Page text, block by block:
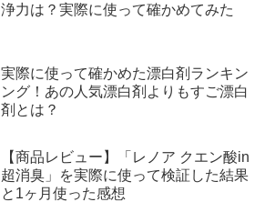
浄力は？実際に使って確かめてみた
実際に使って確かめた漂白剤ランキン
ング！あの人気漂白剤よりもすご漂白
剤とは？
【商品レビュー】「レノア クエン酸in
超消臭」を実際に使って検証した結果
と1ヶ月使った感想